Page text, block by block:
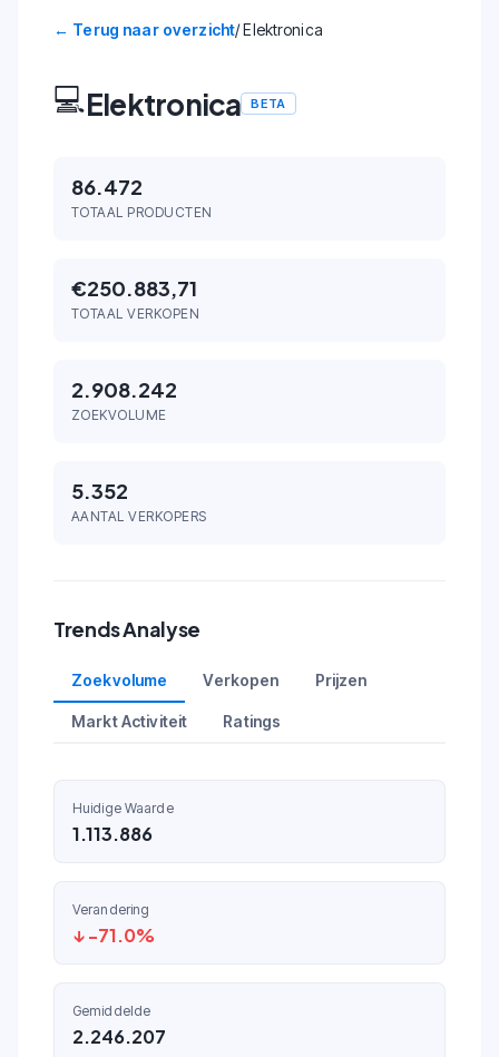
← Terug naar overzicht/ Elektronica
💻Elektronica BETA
86.472
TOTAAL PRODUCTEN
€250.883,71
TOTAAL VERKOPEN
2.908.242
ZOEKVOLUME
5.352
AANTAL VERKOPERS
Trends Analyse
Zoekvolume Verkopen Prijzen
Markt Activiteit Ratings
Huidige Waarde
1.113.886
Verandering
↓ -71.0%
Gemiddelde
2.246.207